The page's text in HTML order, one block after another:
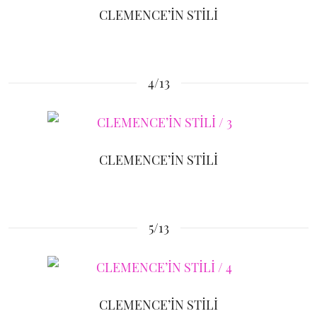
CLEMENCE’İN STİLİ
4/13
CLEMENCE’İN STİLİ
5/13
CLEMENCE’İN STİLİ